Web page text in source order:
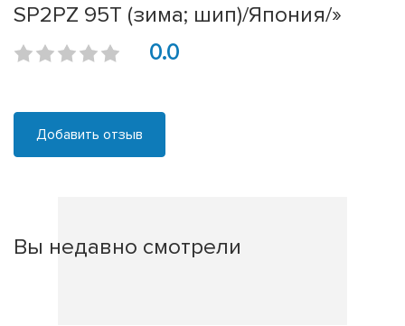
SP2PZ 95T (зима; шип)/Япония/»
0.0
Добавить отзыв
Вы недавно смотрели